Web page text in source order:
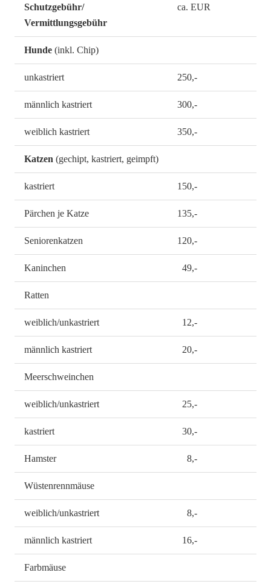
Schutzgebühr/
Vermittlungsgebühr
ca. EUR
Hunde (inkl. Chip)
unkastriert 250,-
männlich kastriert 300,-
weiblich kastriert 350,-
Katzen (gechipt, kastriert, geimpft)
kastriert 150,-
Pärchen je Katze 135,-
Seniorenkatzen 120,-
Kaninchen 49,-
Ratten
weiblich/unkastriert 12,-
männlich kastriert 20,-
Meerschweinchen
weiblich/unkastriert 25,-
kastriert 30,-
Hamster 8,-
Wüstenrennmäuse
weiblich/unkastriert 8,-
männlich kastriert 16,-
Farbmäuse